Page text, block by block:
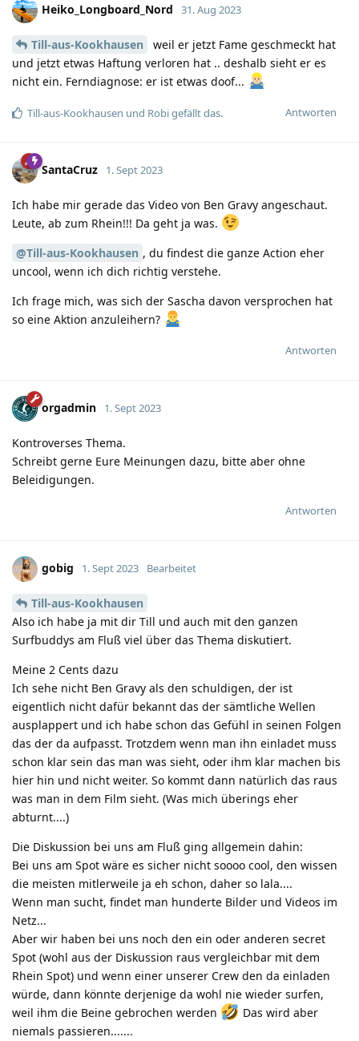
Heiko_Longboard_Nord 31. Aug 2023
Till-aus-Kookhausen
weil er jetzt Fame geschmeckt hat
und jetzt etwas Haftung verloren hat .. deshalb sieht er es
nicht ein. Ferndiagnose: er ist etwas doof...
Antworten
Till-aus-Kookhausen und Robigefällt das.
SantaCruz 1. Sept 2023
Ich habe mir gerade das Video von Ben Gravy angeschaut.
Leute, ab zum Rhein!!! Da geht ja was.
@Till-aus-Kookhausen , du findest die ganze Action eher
uncool, wenn ich dich richtig verstehe.
Ich frage mich, was sich der Sascha davon versprochen hat
so eine Aktion anzuleihern?
Antworten
orgadmin 1. Sept 2023
Kontroverses Thema.
Schreibt gerne Eure Meinungen dazu, bitte aber ohne
Beleidigungen.
Antworten
gobig 1. Sept 2023 Bearbeitet
Till-aus-Kookhausen
Also ich habe ja mit dir Till und auch mit den ganzen
Surfbuddys am Fluß viel über das Thema diskutiert.
Meine 2 Cents dazu
Ich sehe nicht Ben Gravy als den schuldigen, der ist
eigentlich nicht dafür bekannt das der sämtliche Wellen
ausplappert und ich habe schon das Gefühl in seinen Folgen
das der da aufpasst. Trotzdem wenn man ihn einladet muss
schon klar sein das man was sieht, oder ihm klar machen bis
hier hin und nicht weiter. So kommt dann natürlich das raus
was man in dem Film sieht. (Was mich überings eher
abturnt....)
Die Diskussion bei uns am Fluß ging allgemein dahin:
Bei uns am Spot wäre es sicher nicht soooo cool, den wissen
die meisten mitlerweile ja eh schon, daher so lala....
Wenn man sucht, findet man hunderte Bilder und Videos im
Netz...
Aber wir haben bei uns noch den ein oder anderen secret
Spot (wohl aus der Diskussion raus vergleichbar mit dem
Rhein Spot) und wenn einer unserer Crew den da einladen
würde, dann könnte derjenige da wohl nie wieder surfen,
weil ihm die Beine gebrochen werden
Das wird aber
niemals passieren.......